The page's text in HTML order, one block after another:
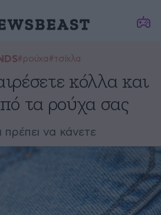
#ρούχα#τσίχλα
κόλλα και
τα ρούχα σας
πρέπει να κάνετε